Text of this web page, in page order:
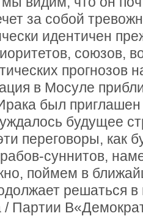
за собой
идентичен
союзов,
прогнозов
в Мосуле
был
будущее
переговоры, как
суннитов,
поймем в
решаться
/ Партии